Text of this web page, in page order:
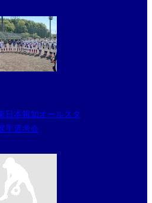
日本報知オールスタ
手選考会